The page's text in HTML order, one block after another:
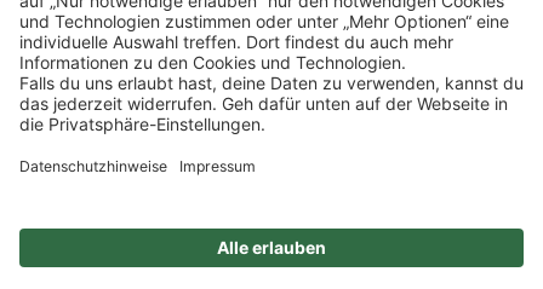
Impressum Datenschutz
Privatsphäre-Einstellungen
FAQ
Veranstaltungen
Sitemap